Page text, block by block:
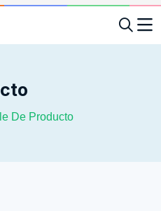
De Producto